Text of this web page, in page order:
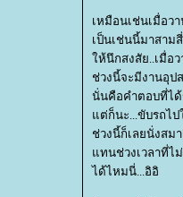
เหมือนเช่นเมื่อว
เป็นเช่นนี้มาสาม
ห้นึกสงสัย..เมื่อว
ช่วงนี้จะมีงานอุ
นั่นคือคำตอบที่ได้
ต่ก็นะ...ขับรถไป
ช่วงนี้ก็เลยนั่งส
ทนช่วงเวลาที่ไ
ได้ไหมนี่...อิอิ